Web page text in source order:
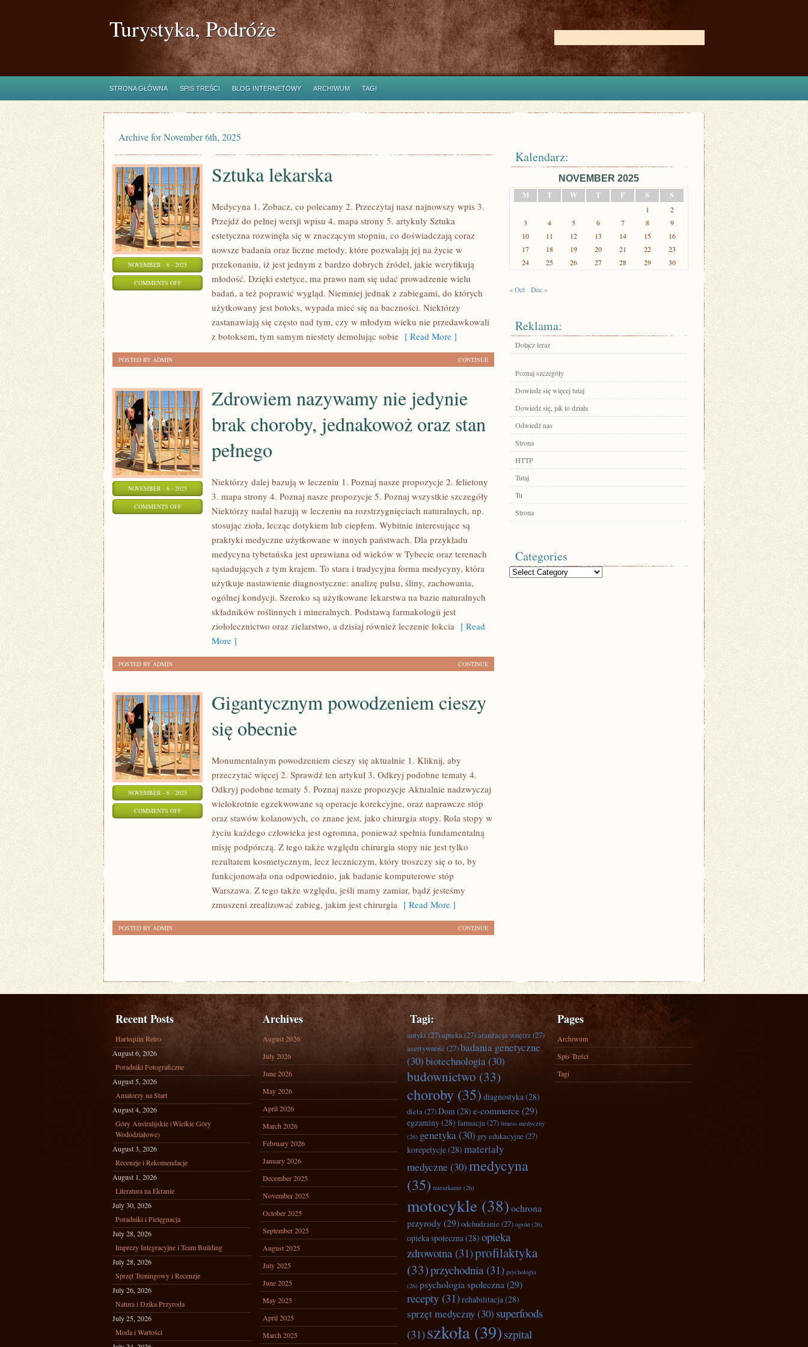
Turystyka, Podróże
STRONA GŁÓWNA SPIS TREŚCI BLOG INTERNETOWY ARCHIWUM TAGI
Archive for November 6th, 2025
NOVEMBER - 6 - 2025
COMMENTS OFFON
LEKARSKA
Sztuka lekarska
Medycyna 1. Zobacz, co polecamy 2. Przeczytaj nasz najnowszy wpis 3.
Przejdź do pełnej wersji wpisu 4. mapa strony 5. artykuly Sztuka
estetyczna rozwinęła się w znaczącym stopniu, co doświadczają coraz
nowsze badania oraz liczne metody, które pozwalają jej na życie w
przekonaniu, iż jest jednym z bardzo dobrych źródeł, jakie weryfikują
młodość. Dzięki estetyce, ma prawo nam się udać prowadzenie wielu
badań, a też poprawić wygląd. Niemniej jednak z zabiegami, do których
użytkowany jest botoks, wypada mieć się na baczności. Niektórzy
zastanawiają się często nad tym, czy w młodym wieku nie przedawkowali
z botoksem, tym samym niestety demolując sobie [ Read More ]
CONTINUE
POSTED BY ADMIN
NOVEMBER - 6 - 2025
COMMENTS OFFON
JEDNAKOWOŻ
PEŁNEGO
Zdrowiem nazywamy nie jedynie
brak choroby, jednakowoż oraz stan
pełnego
Niektórzy dalej bazują w leczeniu 1. Poznaj nasze propozycje 2. felietony
3. mapa strony 4. Poznaj nasze propozycje 5. Poznaj wszystkie szczegóły
Niektórzy nadal bazują w leczeniu na rozstrzygnięciach naturalnych, np.
stosując zioła, lecząc dotykiem lub ciepłem. Wybitnie interesujące są
praktyki medyczne użytkowane w innych państwach. Dla przykładu
medycyna tybetańska jest uprawiana od wieków w Tybecie oraz terenach
sąsiadujących z tym krajem. To stara i tradycyjna forma medycyny, która
użytkuje nastawienie diagnostyczne: analizę pulsu, śliny, zachowania,
ogólnej kondycji. Szeroko są użytkowane lekarstwa na bazie naturalnych
składników roślinnych i mineralnych. Podstawą farmakologii jest
ziołolecznictwo oraz zielarstwo, a dzisiaj również leczenie łokcia [ Read
More ]
CONTINUE
POSTED BY ADMIN
NOVEMBER - 6 - 2025
COMMENTS OFFON
POWODZENIEM
Gigantycznym powodzeniem cieszy
się obecnie
Monumentalnym powodzeniem cieszy się aktualnie 1. Kliknij, aby
przeczytać więcej 2. Sprawdź ten artykuł 3. Odkryj podobne tematy 4.
Odkryj podobne tematy 5. Poznaj nasze propozycje Aktualnie nadzwyczaj
wielokrotnie egzekwowane są operacje korekcyjne, oraz naprawcze stóp
oraz stawów kolanowych, co znane jest, jako chirurgia stopy. Rola stopy w
życiu każdego człowieka jest ogromna, ponieważ spełnia fundamentalną
misję podpórczą. Z tego także względu chirurgia stopy nie jest tylko
rezultatem kosmetycznym, lecz leczniczym, który troszczy się o to, by
funkcjonowała ona odpowiednio, jak badanie komputerowe stóp
Warszawa. Z tego także względu, jeśli mamy zamiar, bądź jesteśmy
zmuszeni zrealizować zabieg, jakim jest chirurgia [ Read More ]
CONTINUE
POSTED BY ADMIN
Kalendarz:
NOVEMBER 2025
M
T W T F S S
1
2
3
4 5 6 7 8
9
10
11 12 13 14 15
16
17
18 19 20 21 22
23
24
25 26 27 28 29 30
« Oct Dec »
Reklama:
Dołącz teraz
Poznaj szczegóły
Dowiedz się więcej tutaj
Dowiedz się, jak to działa
Odwiedź nas
Strona
HTTP
Tutaj
Tu
Strona
Categories
Categories
Recent Posts
Harlequin Retro
August 6, 2026
Poradniki Fotograficzne
August 5, 2026
Amatorzy na Start
August 4, 2026
Góry Australijskie (Wielkie Góry
Wododziałowe)
August 3, 2026
Recenzje i Rekomendacje
August 1, 2026
Literatura na Ekranie
July 30, 2026
Poradniki i Pielęgnacja
July 28, 2026
Imprezy Integracyjne i Team Building
July 28, 2026
Sprzęt Treningowy i Recenzje
July 26, 2026
Natura i Dzika Przyroda
July 25, 2026
Moda i Wartości
Archives
August 2026
July 2026
June 2026
May 2026
April 2026
March 2026
February 2026
January 2026
December 2025
November 2025
October 2025
September 2025
August 2025
July 2025
June 2025
May 2025
April 2025
March 2025
Tagi:
antyki(27)apteka(27)aranżacja wnętrz(27)
asertywność (27)badania genetyczne
(30)biotechnologia(30)
budownictwo (33)
choroby (35) diagnostyka(28)
dieta(27)Dom(28) e-commerce(29)
egzaminy(28) farmacja(27) fitness medyczny
(26) genetyka(30) gry edukacyjne (27)
korepetycje(28) materiały
medyczne (30)medycyna
(35) mieszkanie (26)
motocykle (38)ochrona
przyrody(29)odchudzanie (27) ogród (26)
opieka społeczna(28) opieka
zdrowotna(31)profilaktyka
(33)przychodnia(31) psychologia
(26) psychologia społeczna (29)
recepty (31)rehabilitacja(28)
sprzęt medyczny(30) superfoods
(31)szkoła (39) szpital
Pages
Archiwum
Spis Treści
Tagi